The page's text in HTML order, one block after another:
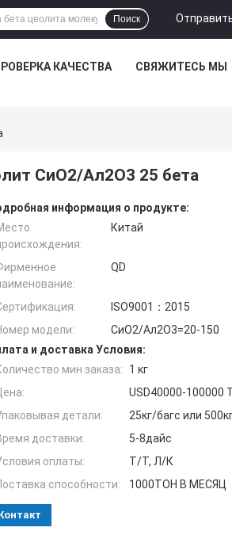
Поиск
КАЧЕСТВА СВЯЖИТЕСЬ МЫ
СиО2/Ал2О3 25 бета
информация о продукте:
Китай
QD
ISO9001：2015
модели:
СиО2/Ал2О3=20-150
и доставка Условия:
мин заказа:
1 кг
USD40000-100000
детали:
25кг/багс или
доставки:
5-8дайс
оплаты:
Т/Т, Л/К
способности:
1000ТОН В МЕСЯЦ